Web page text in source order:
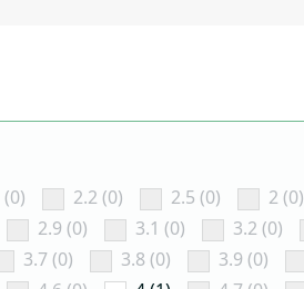
2.2 (0) 2.5 (0) 2 (0)
2.9 (0) 3.1 (0) 3.2 (0)
3.7 (0) 3.8 (0) 3.9 (0)